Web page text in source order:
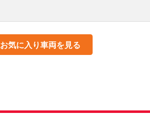
お気に入り車両を見る